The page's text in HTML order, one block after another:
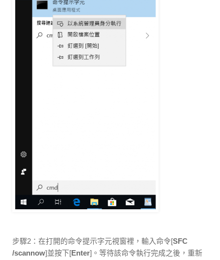
步驟2：在打開的命令提示字元視窗裡，輸入命令[SFC
/scannow]並按下[Enter]。等待該命令執行完成之後，重新